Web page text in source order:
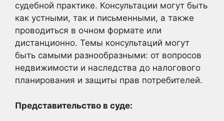
судебной практике. Консультации могут быть
как устными, так и письменными, а также
проводиться в очном формате или
дистанционно. Темы консультаций могут
быть самыми разнообразными: от вопросов
недвижимости и наследства до налогового
планирования и защиты прав потребителей.
Представительство в суде: